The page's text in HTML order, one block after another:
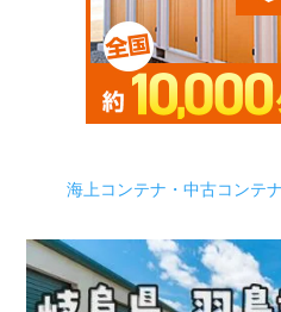
海上コンテナ・中古コンテ